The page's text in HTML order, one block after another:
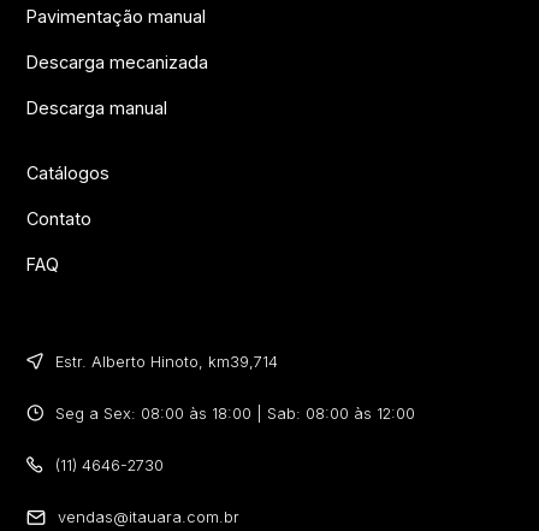
Pavimentação manual
Descarga mecanizada
Descarga manual
Catálogos
Contato
FAQ
Estr. Alberto Hinoto, km39,714​
Seg a Sex: 08:00 às 18:00 | Sab: 08:00 às 12:00
(11) 4646-2730
vendas@itauara.com.br